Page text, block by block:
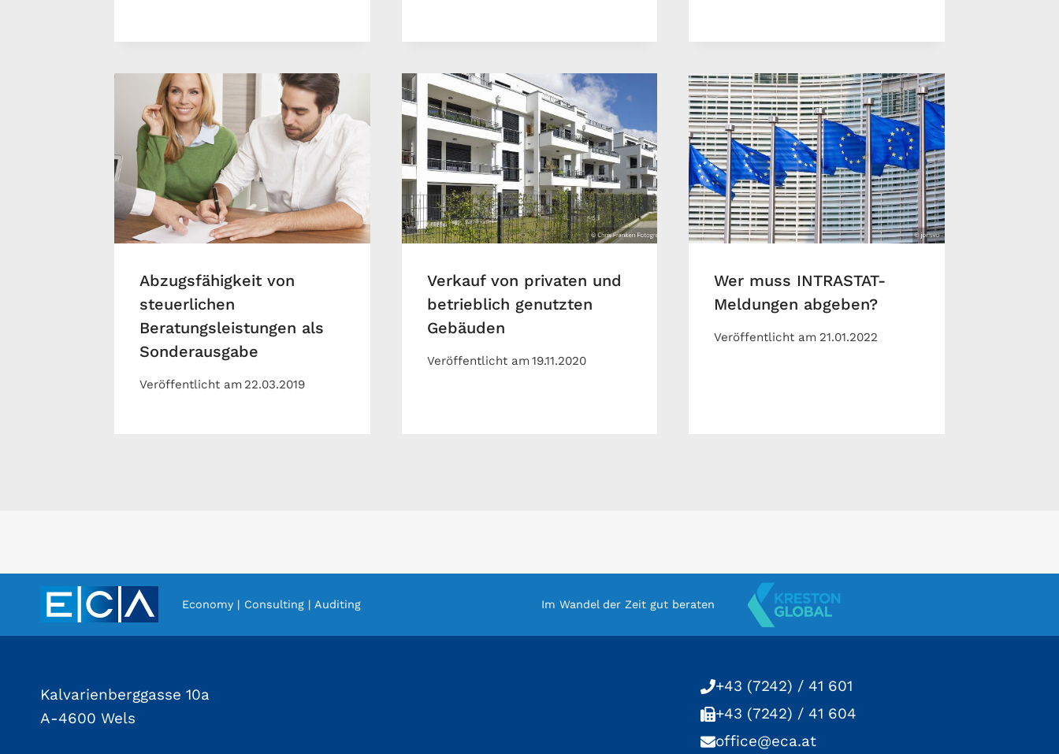
Abzugsfähigkeit von
steuerlichen
Beratungsleistungen als
Sonderausgabe
Veröffentlicht am 22.03.2019
Verkauf von privaten und
betrieblich genutzten
Gebäuden
Veröffentlicht am19.11.2020
Wer muss INTRASTAT-
Meldungen abgeben?
Veröffentlicht am 21.01.2022
Economy | Consulting | Auditing Im Wandel der Zeit gut beraten
Kalvarienberggasse 10a
A-4600 Wels
+43 (7242) / 41 601
+43 (7242) / 41 604
office@eca.at